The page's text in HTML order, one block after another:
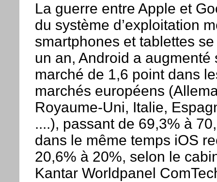
La guerre entre Apple et
du système d’exploitation
smartphones et tablettes
un an, Android a augmenté
marché de 1,6 point dans
marchés européens
Royaume-Uni, Italie,
....), passant de 69,3% à
dans le même temps iOS
20,6% à 20%, selon le
Kantar Worldpanel